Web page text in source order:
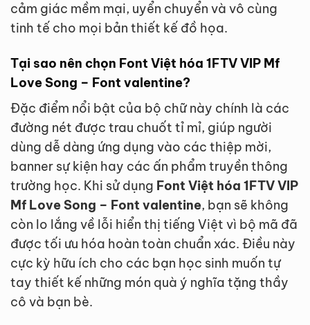
cảm giác mềm mại, uyển chuyển và vô cùng
tinh tế cho mọi bản thiết kế đồ họa.
Tại sao nên chọn Font Việt hóa 1FTV VIP Mf
Love Song – Font valentine?
Đặc điểm nổi bật của bộ chữ này chính là các
đường nét được trau chuốt tỉ mỉ, giúp người
dùng dễ dàng ứng dụng vào các thiệp mời,
banner sự kiện hay các ấn phẩm truyền thông
trường học. Khi sử dụng Font Việt hóa 1FTV VIP
Mf Love Song – Font valentine, bạn sẽ không
còn lo lắng về lỗi hiển thị tiếng Việt vì bộ mã đã
được tối ưu hóa hoàn toàn chuẩn xác. Điều này
cực kỳ hữu ích cho các bạn học sinh muốn tự
tay thiết kế những món quà ý nghĩa tặng thầy
cô và bạn bè.